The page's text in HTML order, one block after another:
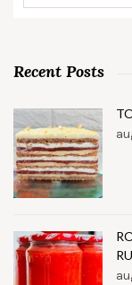
Recent Posts